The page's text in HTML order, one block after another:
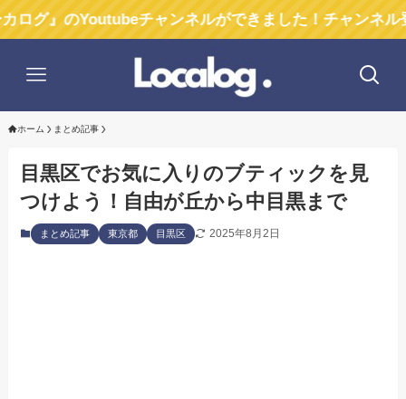
Youtubeチャンネルができました！チャンネル登録お願
ホーム まとめ記事
目黒区でお気に入りのブティックを見
つけよう！自由が丘から中目黒まで
まとめ記事 東京都 目黒区 2025年8月2日